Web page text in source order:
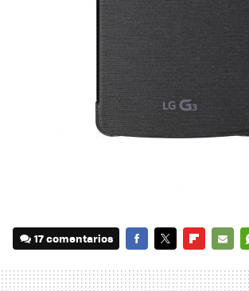
17 comentarios
MAIL